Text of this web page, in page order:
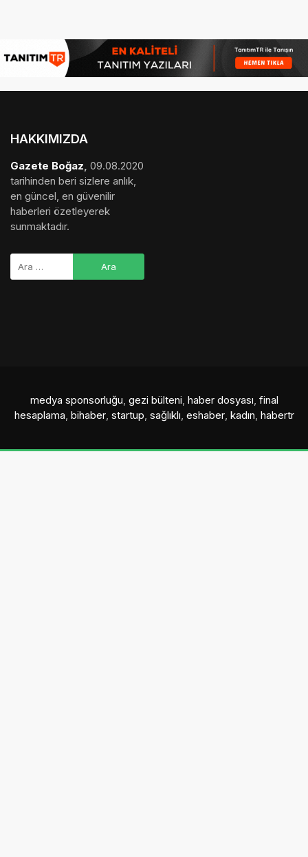
HAKKIMIZDA
Gazete Boğaz, 09.08.2020
tarihinden beri sizlere anlık,
en güncel, en güvenilir
haberleri özetleyerek
sunmaktadır.
medya sponsorluğu, gezi bülteni, haber dosyası, final
hesaplama, bihaber, startup, sağlıklı, eshaber, kadın, habertr